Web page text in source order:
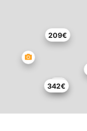
209€
74€
342€